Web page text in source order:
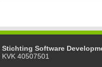
Stichting Software
KVK 40507501